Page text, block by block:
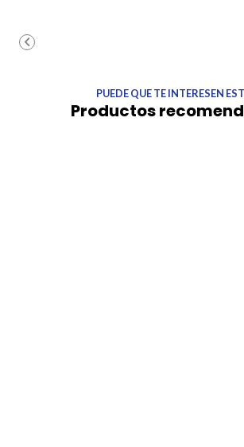
PUEDE QUE TE INTERESEN
Productos